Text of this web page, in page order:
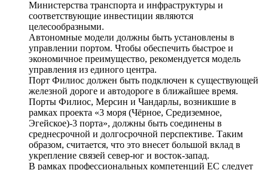
Министерства транспорта и инфраструктуры и
соответствующие инвестиции являются
целесообразными.
Автономные модели должны быть установлены в
управлении портом. Чтобы обеспечить быстрое и
экономичное преимущество, рекомендуется модель
управления из единого центра.
Порт Филиос должен быть подключен к существующей
железной дороге и автодороге в ближайшее время.
Порты Филиос, Мерсин и Чандарлы, возникшие в
рамках проекта «3 моря (Чёрное, Средиземное,
Эгейское)-3 порта», должны быть соединены в
среднесрочной и долгосрочной перспективе. Таким
образом, считается, что это внесет большой вклад в
укрепление связей север-юг и восток-запад.
В рамках профессиональных компетенций ЕС следует